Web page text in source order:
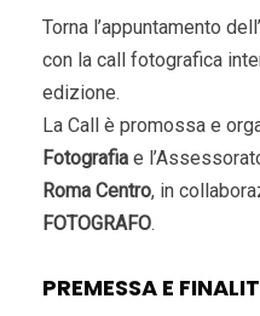
Torna l’appuntamento
con la call fotografica
edizione.
La Call è promossa e
Fotografia e
Roma Centro, in
FOTOGRAFO.
PREMESSA E